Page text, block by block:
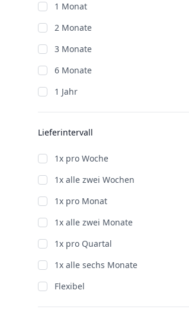
1 Monat
2 Monate
3 Monate
6 Monate
1 Jahr
Lieferintervall
1x pro Woche
1x alle zwei Wochen
1x pro Monat
1x alle zwei Monate
1x pro Quartal
1x alle sechs Monate
Flexibel